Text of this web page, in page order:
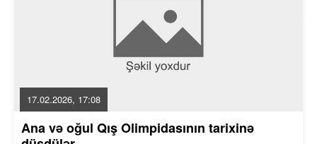
17.02.2026, 17:08
Ana və oğul Qış Olimpidasının tarixinə